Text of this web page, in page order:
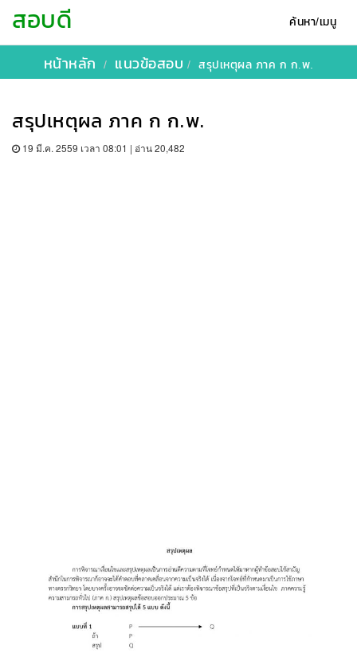
ค้นหา/เมนู
สอบดี
หน้าหลัก แนวข้อสอบ สรุปเหตุผล ภาค ก ก.พ.
สรุปเหตุผล ภาค ก ก.พ.
19 มี.ค. 2559 เวลา 08:01 | อ่าน 20,482